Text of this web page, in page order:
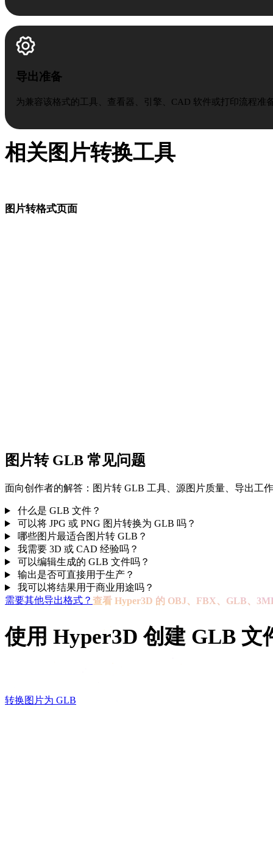
导出准备
为兼容该格式的工具、查看器、引擎、CAD 软件或打印流程准
相关图片转换工具
图片转格式页面
图片转 GLB 常见问题
面向创作者的解答：图片转 GLB 工具、源图片质量、导出工
什么是 GLB 文件？
可以将 JPG 或 PNG 图片转换为 GLB 吗？
哪些图片最适合图片转 GLB？
我需要 3D 或 CAD 经验吗？
可以编辑生成的 GLB 文件吗？
输出是否可直接用于生产？
我可以将结果用于商业用途吗？
需要其他导出格式？ 查看 Hyper3D 的 OBJ、FBX、GLB、
使用 Hyper3D 创建 GLB 文
转换图片为 GLB